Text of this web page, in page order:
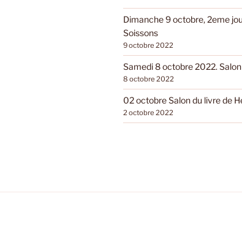
Dimanche 9 octobre, 2eme
Soissons
9 octobre 2022
Samedi 8 octobre 2022.
8 octobre 2022
02 octobre Salon du livre de
2 octobre 2022